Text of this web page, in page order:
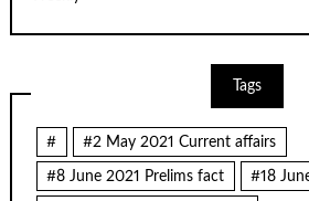
Tags
# #2 May 2021 Current affairs
#8 June 2021 Prelims fact #18